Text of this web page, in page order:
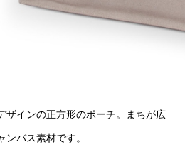
ザインの正方形のポーチ。まちが広
ンバス素材です。